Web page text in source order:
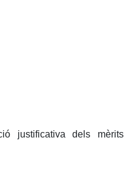
justificativa dels mèrits